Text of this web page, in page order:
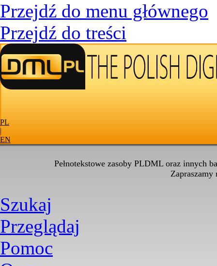
Przejdź do menu głównego
Przejdź do treści
PL
|
EN
Pełnotekstowe zasoby PLDML oraz innych
Zapraszamy
Szukaj
Przeglądaj
Pomoc